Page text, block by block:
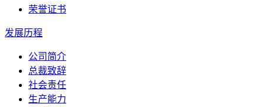
荣誉证书
发展历程
公司简介
总裁致辞
社会责任
生产能力